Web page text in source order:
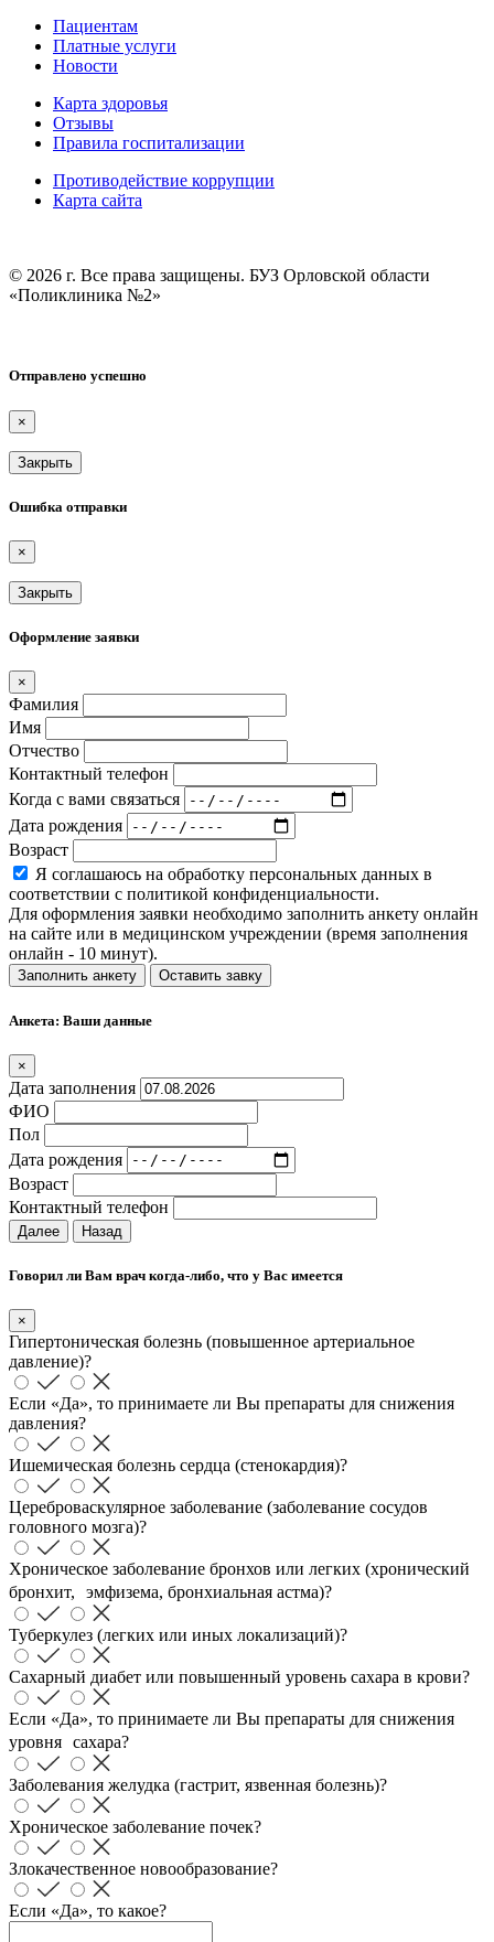
Пациентам
Платные услуги
Новости
Карта здоровья
Отзывы
Правила госпитализации
Противодействие коррупции
Карта сайта
© 2026 г. Все права защищены. БУЗ Орловской области
«Поликлиника №2»
Отправлено успешно
×
Закрыть
Ошибка отправки
×
Закрыть
Оформление заявки
×
Фамилия
Имя
Отчество
Контактный телефон
Когда с вами связаться
Дата рождения
Возраст
Я соглашаюсь на обработку персональных данных в
соответствии с политикой конфиденциальности.
Для оформления заявки необходимо заполнить анкету онлайн
на сайте или в медицинском учреждении (время заполнения
онлайн - 10 минут).
Заполнить анкету Оставить завку
Анкета: Ваши данные
×
Дата заполнения
ФИО
Пол
Дата рождения
Возраст
Контактный телефон
Далее Назад
Говорил ли Вам врач когда-либо, что у Вас имеется
×
Гипертоническая болезнь (повышенное артериальное
давление)?
Если «Да», то принимаете ли Вы препараты для снижения
давления?
Ишемическая болезнь сердца (стенокардия)?
Цереброваскулярное заболевание (заболевание сосудов
головного мозга)?
Хроническое заболевание бронхов или легких (хронический
бронхит, эмфизема, бронхиальная астма)?
Туберкулез (легких или иных локализаций)?
Сахарный диабет или повышенный уровень сахара в крови?
Если «Да», то принимаете ли Вы препараты для снижения
уровня сахара?
Заболевания желудка (гастрит, язвенная болезнь)?
Хроническое заболевание почек?
Злокачественное новообразование?
Если «Да», то какое?